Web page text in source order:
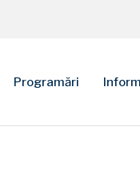
Programări